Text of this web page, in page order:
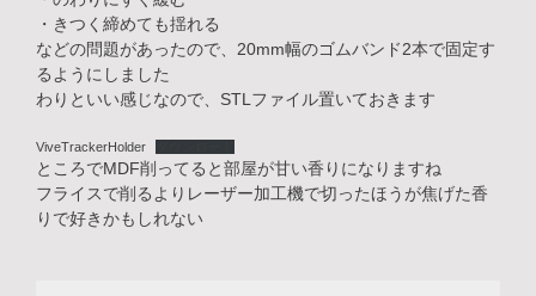
・きつく締めても揺れる
などの問題があったので、20mm幅のゴムバンド2本で固定す
るようにしました
わりといい感じなので、STLファイル置いておきます
ViveTrackerHolder
ところでMDF削ってると部屋が甘い香りになりますね
フライスで削るよりレーザー加工機で切ったほうが焦げた香
りで好きかもしれない